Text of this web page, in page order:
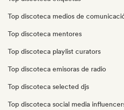
Top discoteca medios de
Top discoteca mentores
Top discoteca playlist curators
Top discoteca emisoras de radio
Top discoteca selected djs
Top discoteca social media